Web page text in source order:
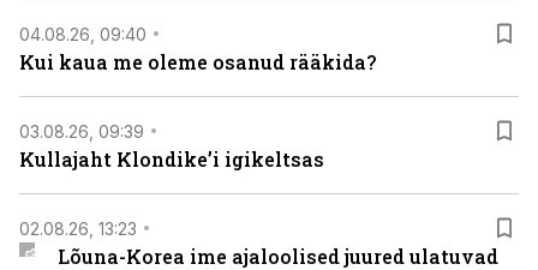
04.08.26, 09:40
Kui kaua me oleme osanud rääkida?
03.08.26, 09:39
Kullajaht Klondike’i igikeltsas
02.08.26, 13:23
Lõuna-Korea ime ajaloolised juured ulatuvad